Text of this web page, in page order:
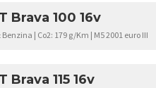
Brava 100 16v
Benzina | Co2: 179 g/Km | M5 2001 euro III
Brava 115 16v